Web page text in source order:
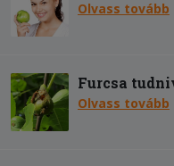
Olvass tovább
Furcsa
Olvass tovább